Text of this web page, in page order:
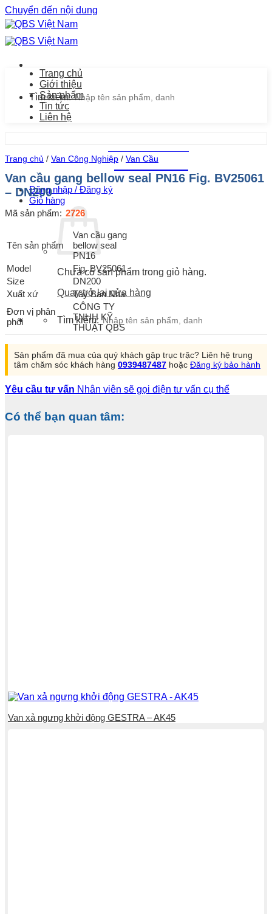
Chuyển đến nội dung
Tìm kiếm:
0939.487.487
Đăng nhập / Đăng ký
Giỏ hàng
Chưa có sản phẩm trong giỏ hàng.
Quay trở lại cửa hàng
Tìm kiếm:
Trang chủ
Giới thiệu
Sản phẩm
Tin tức
Liên hệ
Trang chủ / Van Công Nghiệp / Van Cầu
Van cầu gang bellow seal PN16 Fig. BV25061
– DN200
Mã sản phẩm: 2726
Tên sản phẩm
Van cầu gang
bellow seal
PN16
Model
Fig. BV25061
Size
DN200
Xuất xứ
Tây Ban Nha
Đơn vị phân
phối
CÔNG TY
TNHH KỸ
THUẬT QBS
Sản phẩm đã mua của quý khách gặp trục trặc? Liên hệ trung
tâm chăm sóc khách hàng 0939487487 hoặc Đăng ký bảo hành
Yêu cầu tư vấn Nhân viên sẽ gọi điện tư vấn cụ thể
Có thể bạn quan tâm:
Van xả ngưng khởi động GESTRA – AK45